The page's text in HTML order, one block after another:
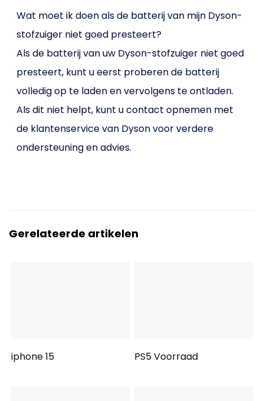
Wat moet ik doen als de batterij van mijn Dyson-
stofzuiger niet goed presteert?
Als de batterij van uw Dyson-stofzuiger niet goed
presteert, kunt u eerst proberen de batterij
volledig op te laden en vervolgens te ontladen.
Als dit niet helpt, kunt u contact opnemen met
de klantenservice van Dyson voor verdere
ondersteuning en advies.
Gerelateerde artikelen
iphone 15 PS5 Voorraad